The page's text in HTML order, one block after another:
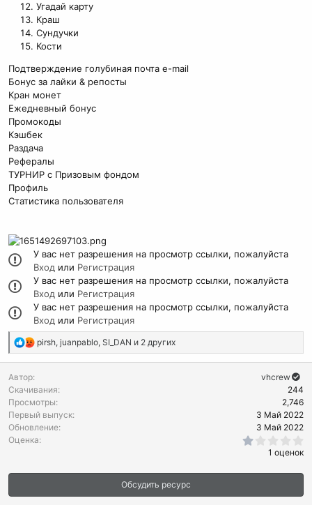
Угадай карту
Краш
Сундучки
Кости
Подтверждение голубиная почта e-mail
Бонус за лайки & репосты
Кран монет
Ежедневный бонус
Промокоды
Кэшбек
Раздача
Рефералы
ТУРНИР с Призовым фондом
Профиль
Статистика пользователя
У вас нет разрешения на просмотр ссылки, пожалуйста
Входили Регистрация
У вас нет разрешения на просмотр ссылки, пожалуйста
Входили Регистрация
У вас нет разрешения на просмотр ссылки, пожалуйста
Входили Регистрация
Р
е
ц
и
и
:
pirsh, juanpablo, SI_DAN и 2 других
Автор
vhcrew
Скачивания
244
Просмотры
2,746
Первый выпуск
3 Май 2022
Обновление
3 Май 2022
Оценка
.
0
з
ё
1 оценок
Обсудить ресурс